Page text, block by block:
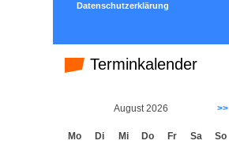
Datenschutzerklärung
Terminkalender
August 2026 >>
Mo Di Mi Do Fr Sa So